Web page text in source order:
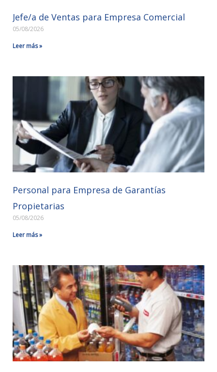
Jefe/a de Ventas para Empresa Comercial
05/08/2026
Leer más »
Personal para Empresa de Garantías
Propietarias
05/08/2026
Leer más »